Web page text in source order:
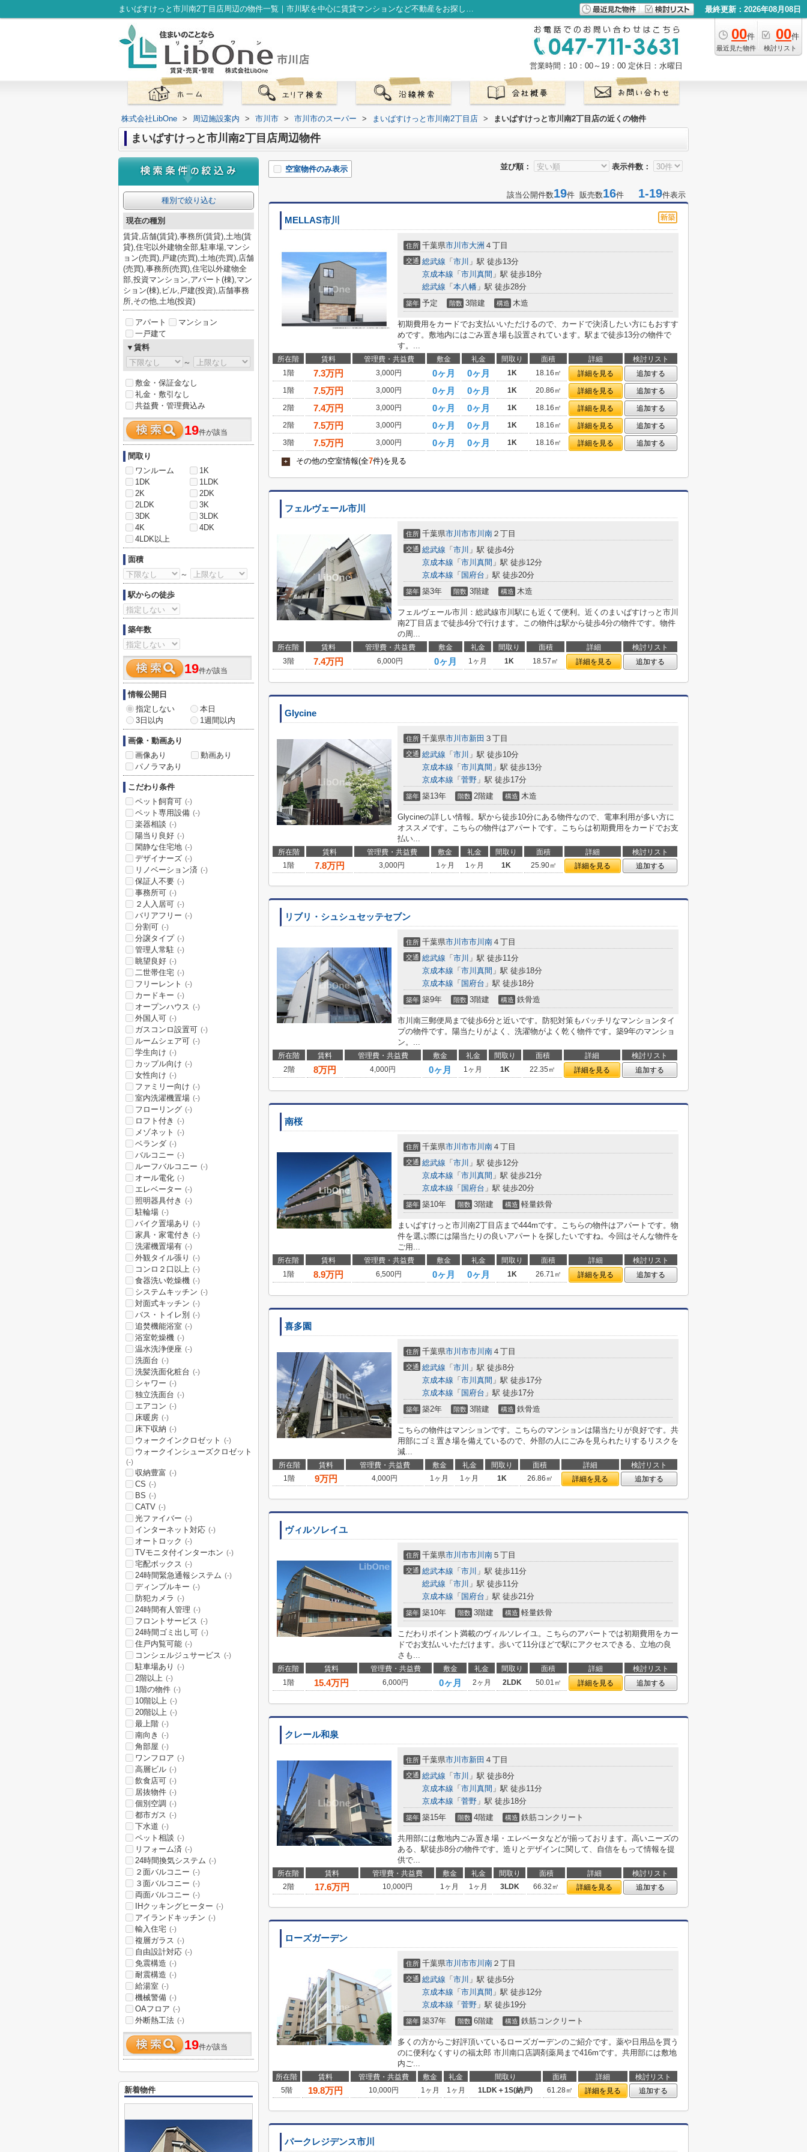
まいばすけっと市川南2丁目店周辺の物件一覧｜市川駅を中心に賃貸マンションなど不動産をお探しなら株式会社LibOneへ 最終更新：2026年08月08日
00件
最近見た物件
00件
検討リスト
営業時間：10：00～19：00 定休日：水曜日
株式会社LibOne > 周辺施設案内 > 市川市 > 市川市のスーパー > まいばすけっと市川南2丁目店 > まいばすけっと市川南2丁目店の近くの物件
まいばすけっと市川南2丁目店周辺物件
並び順： 表示件数：
空室物件のみ表示
該当公開件数19件 販売数16件 1-19件表示
MELLAS市川
住所 千葉県市川市大洲 ４丁目
交通 総武線 「 市川 」駅 徒歩13分
京成本線 「 市川真間 」駅 徒歩18分
総武線 「 本八幡 」駅 徒歩28分
築年 予定 階数 3階建 構造 木造
初期費用をカードでお支払いいただけるので、カードで決済したい方にもおすす
めです。敷地内にはごみ置き場も設置されています。駅まで徒歩13分の物件で
す。...
所在階 賃料 管理費・共益費 敷金 礼金 間取り 面積 詳細
検討リスト
1階
7.3万円 3,000円 0ヶ月 0ヶ月 1K 18.16㎡ 詳細を見る
追加する
1階
7.5万円 3,000円 0ヶ月 0ヶ月 1K 20.86㎡ 詳細を見る
追加する
2階
7.4万円 3,000円 0ヶ月 0ヶ月 1K 18.16㎡ 詳細を見る
追加する
2階
7.5万円 3,000円 0ヶ月 0ヶ月 1K 18.16㎡ 詳細を見る
追加する
3階
7.5万円 3,000円 0ヶ月 0ヶ月 1K 18.16㎡ 詳細を見る 追加する
+ その他の空室情報(全7件)を見る
フェルヴェール市川
住所 千葉県市川市市川南 ２丁目
交通 総武線 「 市川 」駅 徒歩4分
京成本線 「 市川真間 」駅 徒歩12分
京成本線 「 国府台 」駅 徒歩20分
築年 築3年 階数 3階建 構造 木造
フェルヴェール市川：総武線市川駅にも近くて便利。近くのまいばすけっと市川
南2丁目店まで徒歩4分で行けます。この物件は駅から徒歩4分の物件です。物件
の周...
所在階 賃料 管理費・共益費 敷金 礼金 間取り 面積 詳細
検討リスト
3階
7.4万円 6,000円 0ヶ月 1ヶ月 1K 18.57㎡ 詳細を見る 追加する
Glycine
住所 千葉県市川市新田 ３丁目
交通 総武線 「 市川 」駅 徒歩10分
京成本線 「 市川真間 」駅 徒歩13分
京成本線 「 菅野 」駅 徒歩17分
築年 築13年 階数 2階建 構造 木造
Glycineの詳しい情報。駅から徒歩10分にある物件なので、電車利用が多い方に
オススメです。こちらの物件はアパートです。こちらは初期費用をカードでお支
払い...
所在階 賃料 管理費・共益費 敷金 礼金 間取り 面積 詳細
検討リスト
1階
7.8万円 3,000円 1ヶ月 1ヶ月 1K 25.90㎡ 詳細を見る 追加する
リブリ・シュシュセッテセブン
住所 千葉県市川市市川南 ４丁目
交通 総武線 「 市川 」駅 徒歩11分
京成本線 「 市川真間 」駅 徒歩18分
京成本線 「 国府台 」駅 徒歩18分
築年 築9年 階数 3階建 構造 鉄骨造
市川南三郵便局まで徒歩6分と近いです。防犯対策もバッチリなマンションタイ
プの物件です。陽当たりがよく、洗濯物がよく乾く物件です。築9年のマンショ
ン。...
所在階 賃料 管理費・共益費 敷金 礼金 間取り 面積 詳細
検討リスト
2階
8万円 4,000円 0ヶ月 1ヶ月 1K 22.35㎡ 詳細を見る 追加する
南桜
住所 千葉県市川市市川南 ４丁目
交通 総武線 「 市川 」駅 徒歩12分
京成本線 「 市川真間 」駅 徒歩21分
京成本線 「 国府台 」駅 徒歩20分
築年 築10年 階数 3階建 構造 軽量鉄骨
まいばすけっと市川南2丁目店まで444mです。こちらの物件はアパートです。物
件を選ぶ際には陽当たりの良いアパートを探したいですね。今回はそんな物件を
ご用...
所在階 賃料 管理費・共益費 敷金 礼金 間取り 面積 詳細
検討リスト
1階
8.9万円 6,500円 0ヶ月 0ヶ月 1K 26.71㎡ 詳細を見る 追加する
喜多園
住所 千葉県市川市市川南 ４丁目
交通 総武線 「 市川 」駅 徒歩8分
京成本線 「 市川真間 」駅 徒歩17分
京成本線 「 国府台 」駅 徒歩17分
築年 築2年 階数 3階建 構造 鉄骨造
こちらの物件はマンションです。こちらのマンションは陽当たりが良好です。共
用部にゴミ置き場を備えているので、外部の人にごみを見られたりするリスクを
減...
所在階 賃料 管理費・共益費 敷金 礼金 間取り 面積 詳細
検討リスト
1階
9万円 4,000円 1ヶ月 1ヶ月 1K 26.86㎡ 詳細を見る 追加する
ヴィルソレイユ
住所 千葉県市川市市川南 ５丁目
交通 総武本線 「 市川 」駅 徒歩11分
総武線 「 市川 」駅 徒歩11分
京成本線 「 国府台 」駅 徒歩21分
築年 築10年 階数 3階建 構造 軽量鉄骨
こだわりポイント満載のヴィルソレイユ。こちらのアパートでは初期費用をカー
ドでお支払いいただけます。歩いて11分ほどで駅にアクセスできる、立地の良
さも...
所在階 賃料 管理費・共益費 敷金 礼金 間取り 面積 詳細
検討リスト
1階
15.4万円 6,000円 0ヶ月 2ヶ月 2LDK 50.01㎡ 詳細を見る 追加する
クレール和泉
住所 千葉県市川市新田 ４丁目
交通 総武線 「 市川 」駅 徒歩8分
京成本線 「 市川真間 」駅 徒歩11分
京成本線 「 菅野 」駅 徒歩18分
築年 築15年 階数 4階建 構造 鉄筋コンクリート
共用部には敷地内ごみ置き場・エレベータなどが揃っております。高いニーズの
ある、駅徒歩8分の物件です。造りとデザインに関して、自信をもって情報を提
供で...
所在階 賃料 管理費・共益費 敷金 礼金 間取り 面積 詳細
検討リスト
2階
17.6万円 10,000円 1ヶ月 1ヶ月 3LDK 66.32㎡ 詳細を見る 追加する
ローズガーデン
住所 千葉県市川市市川南 ２丁目
交通 総武線 「 市川 」駅 徒歩5分
京成本線 「 市川真間 」駅 徒歩12分
京成本線 「 菅野 」駅 徒歩19分
築年 築37年 階数 6階建 構造 鉄筋コンクリート
多くの方からご好評頂いているローズガーデンのご紹介です。薬や日用品を買う
のに便利なくすりの福太郎 市川南口店調剤薬局まで416mです。共用部には敷地
内ご...
所在階 賃料 管理費・共益費 敷金 礼金 間取り 面積 詳細
検討リスト
5階
19.8万円 10,000円 1ヶ月 1ヶ月 1LDK＋1S(納戸) 61.28㎡ 詳細を見る 追加する
パークレジデンス市川
種別で絞り込む
現在の種別
賃貸,店舗(賃貸),事務所(賃貸),土地(賃
貸),住宅以外建物全部,駐車場,マンシ
ョン(売買),戸建(売買),土地(売買),店舗
(売買),事務所(売買),住宅以外建物全
部,投資マンション,アパート(棟),マン
ション(棟),ビル,戸建(投資),店舗事務
所,その他,土地(投資)
アパート
マンション
一戸建て
▼賃料
～
敷金・保証金なし
礼金・敷引なし
共益費・管理費込み
19件が該当
間取り
ワンルーム
1K
1DK
1LDK
2K
2DK
2LDK
3K
3DK
3LDK
4K
4DK
4LDK以上
面積
～
駅からの徒歩
築年数
19件が該当
情報公開日
指定しない
本日
3日以内
1週間以内
画像・動画あり
画像あり
動画あり
パノラマあり
こだわり条件
ペット飼育可 (-)
ペット専用設備 (-)
楽器相談 (-)
陽当り良好 (-)
閑静な住宅地 (-)
デザイナーズ (-)
リノベーション済 (-)
保証人不要 (-)
事務所可 (-)
２人入居可 (-)
バリアフリー (-)
分割可 (-)
分譲タイプ (-)
管理人常駐 (-)
眺望良好 (-)
二世帯住宅 (-)
フリーレント (-)
カードキー (-)
オープンハウス (-)
外国人可 (-)
ガスコンロ設置可 (-)
ルームシェア可 (-)
学生向け (-)
カップル向け (-)
女性向け (-)
ファミリー向け (-)
室内洗濯機置場 (-)
フローリング (-)
ロフト付き (-)
メゾネット (-)
ベランダ (-)
バルコニー (-)
ルーフバルコニー (-)
オール電化 (-)
エレベーター (-)
照明器具付き (-)
駐輪場 (-)
バイク置場あり (-)
家具・家電付き (-)
洗濯機置場有 (-)
外観タイル張り (-)
コンロ２口以上 (-)
食器洗い乾燥機 (-)
システムキッチン (-)
対面式キッチン (-)
バス・トイレ別 (-)
追焚機能浴室 (-)
浴室乾燥機 (-)
温水洗浄便座 (-)
洗面台 (-)
洗髪洗面化粧台 (-)
シャワー (-)
独立洗面台 (-)
エアコン (-)
床暖房 (-)
床下収納 (-)
ウォークインクロゼット (-)
ウォークインシューズクロゼット
(-)
収納豊富 (-)
CS (-)
BS (-)
CATV (-)
光ファイバー (-)
インターネット対応 (-)
オートロック (-)
TVモニタ付インターホン (-)
宅配ボックス (-)
24時間緊急通報システム (-)
ディンプルキー (-)
防犯カメラ (-)
24時間有人管理 (-)
フロントサービス (-)
24時間ゴミ出し可 (-)
住戸内覧可能 (-)
コンシェルジュサービス (-)
駐車場あり (-)
2階以上 (-)
1階の物件 (-)
10階以上 (-)
20階以上 (-)
最上階 (-)
南向き (-)
角部屋 (-)
ワンフロア (-)
高層ビル (-)
飲食店可 (-)
居抜物件 (-)
個別空調 (-)
都市ガス (-)
下水道 (-)
ペット相談 (-)
リフォーム済 (-)
24時間換気システム (-)
２面バルコニー (-)
３面バルコニー (-)
両面バルコニー (-)
IHクッキングヒーター (-)
アイランドキッチン (-)
輸入住宅 (-)
複層ガラス (-)
自由設計対応 (-)
免震構造 (-)
耐震構造 (-)
給湯室 (-)
機械警備 (-)
OAフロア (-)
外断熱工法 (-)
19件が該当
新着物件